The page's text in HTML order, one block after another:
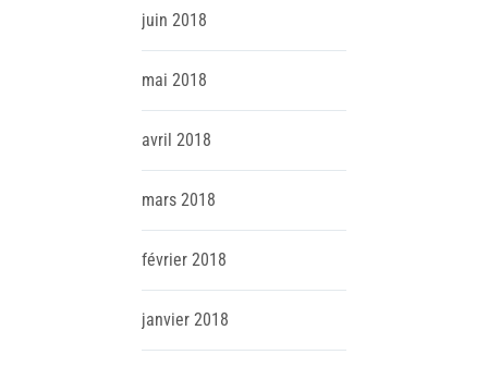
juin 2018
mai 2018
avril 2018
mars 2018
février 2018
janvier 2018